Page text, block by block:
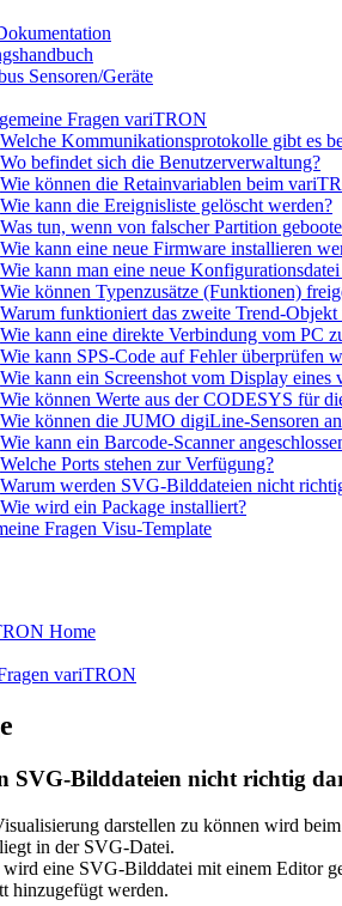
Sensoren/Geräte
Fragen variTRON
Welche Kommunikationsprotokolle gibt es
Wo befindet sich die Benutzerverwaltung?
Wie können die Retainvariablen beim
Wie kann die Ereignisliste gelöscht werden?
Was tun, wenn von falscher Partition
Wie kann eine neue Firmware installieren
Wie kann man eine neue
Wie können Typenzusätze (Funktionen)
Warum funktioniert das zweite Trend-Objekt
Wie kann eine direkte Verbindung vom PC
Wie kann SPS-Code auf Fehler überprüfen
Wie kann ein Screenshot vom Display
Wie können Werte aus der CODESYS für
Wie können die JUMO digiLine-Sensoren
Wie kann ein Barcode-Scanner
Welche Ports stehen zur Verfügung?
Warum werden SVG-Bilddateien nicht
Wie wird ein Package installiert?
Fragen Visu-Template
Home
variTRON
SVG-Bilddateien nicht richtig
darstellen zu können wird beim
in der SVG-Datei.
wird eine SVG-Bilddatei mit einem Editor
hinzugefügt werden.